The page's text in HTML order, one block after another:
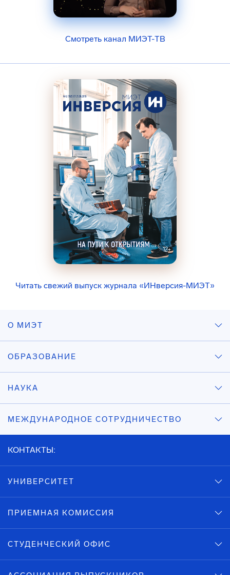
Смотреть канал МИЭТ-ТВ
Читать свежий выпуск журнала «ИНверсия-МИЭТ»
О МИЭТ
ОБРАЗОВАНИЕ
НАУКА
МЕЖДУНАРОДНОЕ СОТРУДНИЧЕСТВО
КОНТАКТЫ:
УНИВЕРСИТЕТ
ПРИЕМНАЯ КОМИССИЯ
СТУДЕНЧЕСКИЙ ОФИС